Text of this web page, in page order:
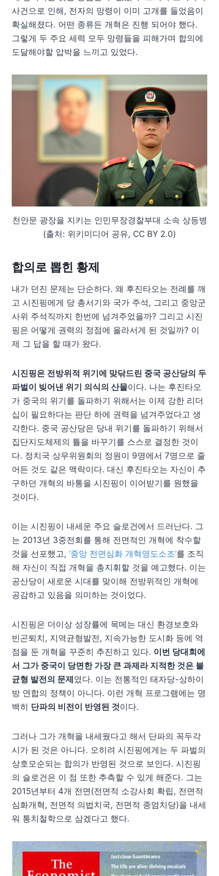
사건으로 인해, 전자의 망령이 이미 고개를 들었음이
확실해졌다. 어떤 종류든 개혁은 진행 되어야 했다.
그렇게 두 주요 세력 모두 망령들을 피해가며 합의에
도달해야할 압박을 느끼고 있었다.
천안문 광장을 지키는 인민무장경찰부대 소속 상등병
(출처: 위키미디어 공유, CC BY 2.0)
합의로 뽑힌 황제
내가 던진 문제는 단순하다. 왜 후진타오는 전례를 깨
고 시진핑에게 당 총서기와 국가 주석, 그리고 중앙군
사위 주석직까지 한번에 넘겨주었을까? 그리고 시진
핑은 어떻게 권력의 정점에 올라서게 된 것일까? 이
제 그 답을 할 때가 왔다.
시진핑은 전방위적 위기에 맞닦드린 중국 공산당의 두
파벌이 빚어낸 위기 의식의 산물이다. 나는 후진타오
가 중국의 위기를 돌파하기 위해서는 이제 강한 리더
십이 필요하다는 판단 하에 권력을 넘겨주었다고 생
각한다. 중국 공산당은 당내 위기를 돌파하기 위해서
집단지도체제의 틀을 바꾸기를 스스로 결정한 것이
다. 정치국 상무위원회의 정원이 9명에서 7명으로 줄
어든 것도 같은 맥락이다. 대신 후진타오는 자신이 추
구하던 개혁의 바통을 시진핑이 이어받기를 원했을
것이다.
이는 시진핑이 내세운 주요 슬로건에서 드러난다. 그
는 2013년 3중전회를 통해 전면적인 개혁에 착수할
것을 선포했고, ‘중앙 전면심화 개혁영도소조’를 조직
해 자신이 직접 개혁을 총지휘할 것을 예고했다. 이는
공산당이 새로운 시대를 맞이해 전방위적인 개혁에
공감하고 있음을 의미하는 것이었다.
시진핑은 더이상 성장률에 목메는 대신 환경보호와
빈곤퇴치, 지역균형발전, 지속가능한 도시화 등에 역
점을 둔 개혁을 꾸준히 추진하고 있다. 이번 당대회에
서 그가 중국이 당면한 가장 큰 과제라 지적한 것은 불
균형 발전의 문제 였다. 이는 전통적인 태자당-상하이
방 연합의 정책이 아니다. 이런 개혁 프로그램에는 명
백히 단파의 비전이 반영된 것이다.
그러나 그가 개혁을 내세웠다고 해서 단파의 꼭두각
시가 된 것은 아니다. 오히려 시진핑에게는 두 파벌의
상호모순되는 합의가 반영된 것으로 보인다. 시진핑
의 슬로건은 이 점 또한 추측할 수 있게 해준다. 그는
2015년부터 4개 전면(전면적 소강사회 확립, 전면적
심화개혁, 전면적 의법치국, 전면적 종엄치당)을 내세
워 통치철학으로 삼겠다고 했다.